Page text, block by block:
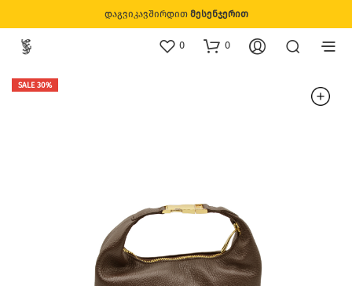
დაგვიკავშირდით მესენჯერით
0 0
SALE 30%